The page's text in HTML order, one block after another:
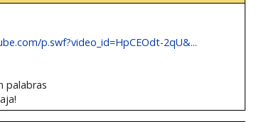
p.swf?video_id=HpCEOdt-2qU&...
palabras